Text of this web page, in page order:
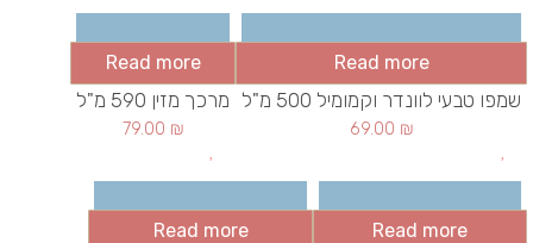
Read more
שמפו טבעי לוונדר וקמומיל 500 מ"ל
69.00 ₪
Read more
מרכך מזין 590 מ"ל
79.00 ₪
Read more
Read more